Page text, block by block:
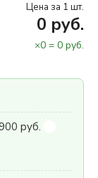
Цена за 1 шт.
0 руб.
×0 = 0 руб.
руб.